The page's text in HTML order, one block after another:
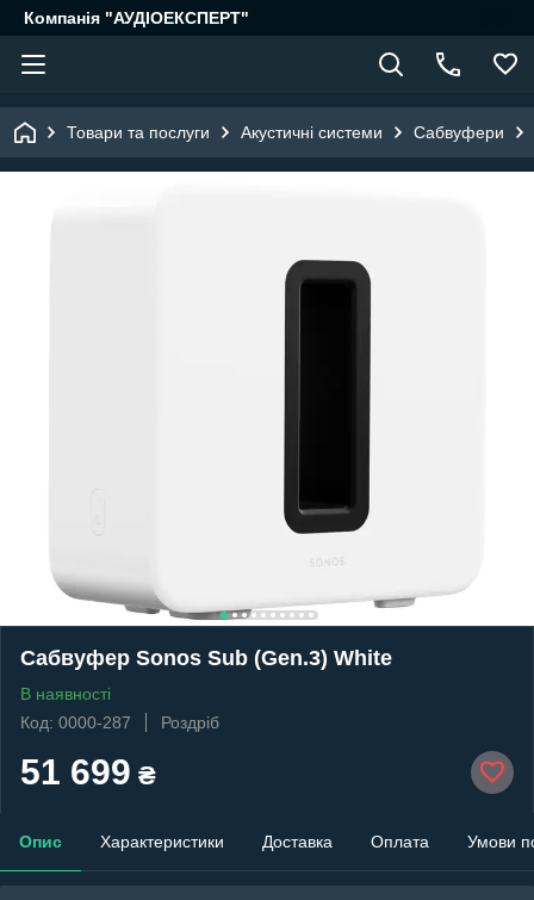
Компанія "АУДІОЕКСПЕРТ"
Товари та послуги Акустичні системи Сабвуфери
Сабвуфер Sonos Sub (Gen.3) White
В наявності
Код: 0000-287
Роздріб
51 699 ₴
Опис Характеристики Доставка Оплата Умови